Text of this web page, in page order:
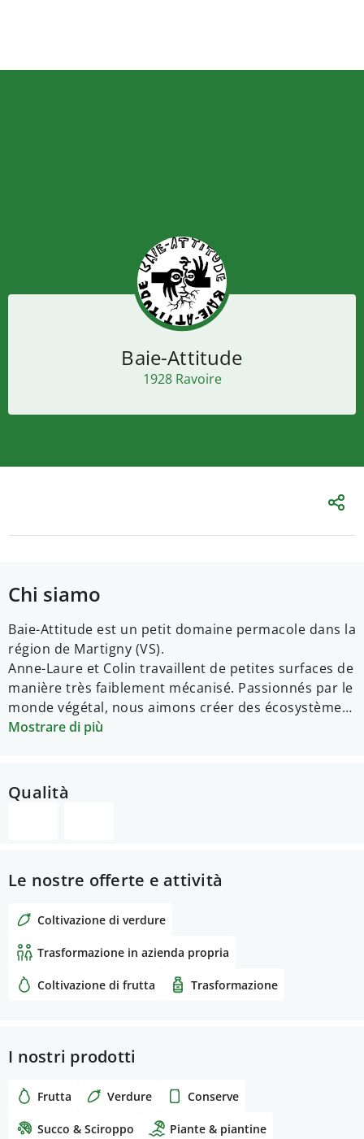
Baie-Attitude
1928 Ravoire
Chi siamo
Baie-Attitude est un petit domaine permacole dans la
région de Martigny (VS).
Anne-Laure et Colin travaillent de petites surfaces de
manière très faiblement mécanisé. Passionnés par le
monde végétal, nous aimons créer des écosystèmes
agricoles riches en diversité cultivée.
Pépinière de fruitiers insolites (figuiers, kakis,
amandiers, grenadiers, oliviers)
Mostrare di più
Qualità
Le nostre offerte e attività
Coltivazione di verdure
Trasformazione in azienda propria
Coltivazione di frutta Trasformazione
I nostri prodotti
Frutta Verdure Conserve
Succo & Sciroppo Piante & piantine